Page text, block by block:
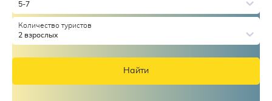
5-7
Количество туристов
2 взрослых
Найти